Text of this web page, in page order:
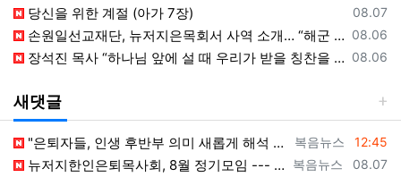
등록일
08.07
당신을 위한 계절 (아가 7장)
등록일
08.06
손원일선교재단, 뉴저지은목회서 사역 소개… “해군 함정마다 예배 공동체 세우는 일에 기도와 협력을”
등록일
08.06
장석진 목사 “하나님 앞에 설 때 우리가 받을 칭찬을 생각하라”
새댓글
등록자
복음뉴스 등록일
12:45
"은퇴자들, 인생 후반부 의미 새롭게 해석 --- 하나님(복음+선교)길에 나서자" [2026년 8월 8일 토요일 자 뉴욕일보 기사] ==> ht…
등록자
복음뉴스 등록일
08.07
뉴저지한인은퇴목사회, 8월 정기모임 --- "요한처럼 예수님만 높이며 살자" [2026년 8월 7일 금요일 자 뉴욕일보 기사] ==> https…